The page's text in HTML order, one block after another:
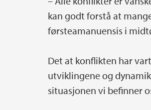
kan godt forstå at
førsteamanuensis i
Det at konflikten har
utviklingene og
situasjonen vi befinner